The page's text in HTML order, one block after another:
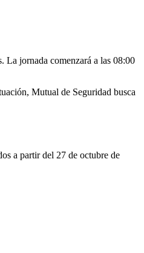
La jornada comenzará a las 08:00
Mutual de Seguridad busca
a partir del 27 de octubre de